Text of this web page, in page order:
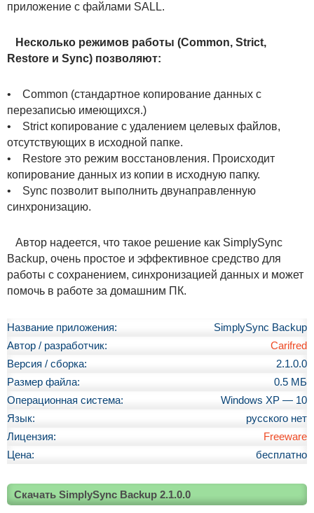
приложение с файлами SALL.
Несколько режимов работы (Common, Strict,
Restore и Sync) позволяют:
• Common (стандартное копирование данных с
перезаписью имеющихся.)
• Strict копирование с удалением целевых файлов,
отсутствующих в исходной папке.
• Restore это режим восстановления. Происходит
копирование данных из копии в исходную папку.
• Sync позволит выполнить двунаправленную
синхронизацию.
Автор надеется, что такое решение как SimplySync
Backup, очень простое и эффективное средство для
работы с сохранением, синхронизацией данных и может
помочь в работе за домашним ПК.
Название приложения:
SimplySync Backup
Автор / разработчик:
Carifred
Версия / сборка:
2.1.0.0
Размер файла:
0.5 МБ
Операционная система:
Windows XP — 10
Язык:
русского нет
Лицензия:
Freeware
Цена:
бесплатно
Скачать SimplySync Backup 2.1.0.0